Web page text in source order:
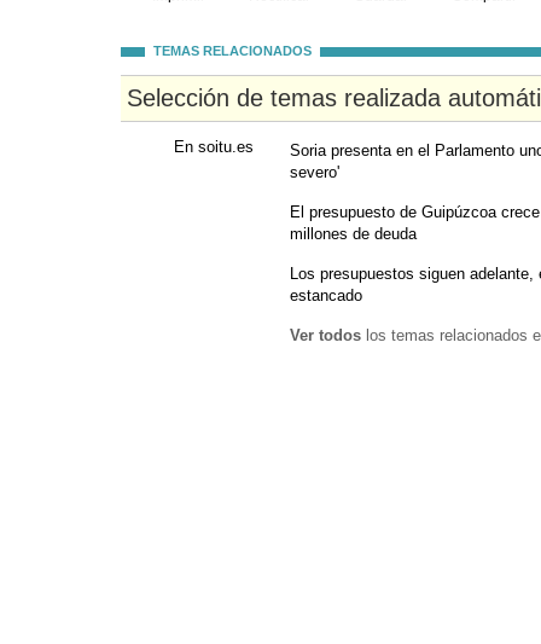
TEMAS RELACIONADOS
Selección de temas realizada
En soitu.es
Soria presenta en el Parlamento
severo'
El presupuesto de Guipúzcoa
millones de deuda
Los presupuestos siguen
estancado
Ver todos los temas relacionados